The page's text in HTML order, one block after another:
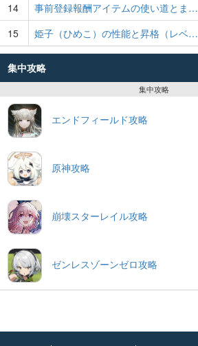
14
事前登録報酬アイテムの使い道とま…
15
姫子（ひめこ）の性能と昇格（レベ…
集中攻略
集中攻略
エンドフィールド攻略
原神攻略
崩壊スターレイル攻略
ゼンレスゾーンゼロ攻略